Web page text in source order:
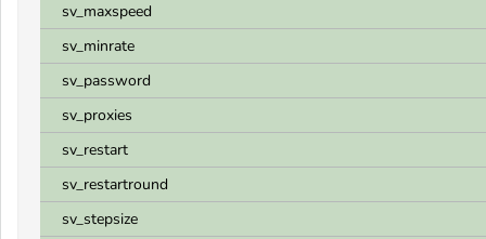
sv_maxspeed
sv_minrate
sv_password
sv_proxies
sv_restart
sv_restartround
sv_stepsize